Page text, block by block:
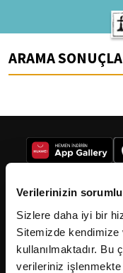
Verilerinizin sorumlu
Sizlere daha iyi bir
Sitemizde
kullanılmaktadır. Bu
verileriniz
ARAMA
2026Fikriyat. Tüm